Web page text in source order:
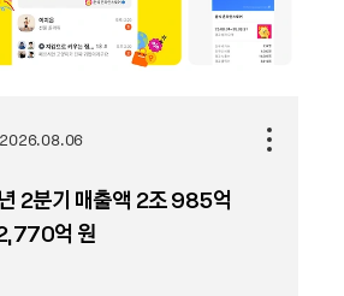
2026.08.06
2분기 매출액 2조 985억
억 원